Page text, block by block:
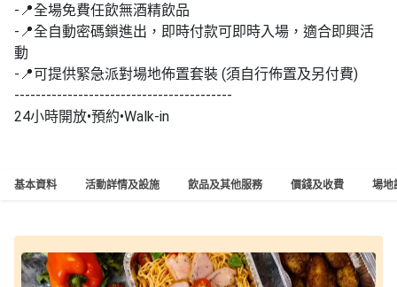
-📍全場免費任飲無酒精飲品
-📍全自動密碼鎖進出，即時付款可即時入場，適合即興活
動
-📍可提供緊急派對場地佈置套裝 (須自行佈置及另付費)
-----------------------------------------
24小時開放•預約•Walk-in
基本資料 活動詳情及設施 飲品及其他服務 價錢及收費 場地